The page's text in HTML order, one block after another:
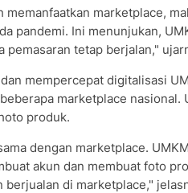
memanfaatkan marketplace,
pandemi. Ini menunjukan,
pemasaran tetap berjalan,"
mempercepat digitalisasi
marketplace
produk.
dengan marketplace.
akun dan membuat foto
berjualan di marketplace,"